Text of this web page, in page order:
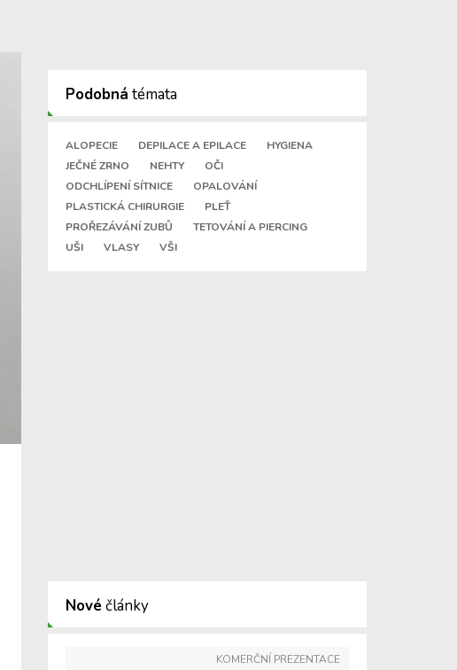
Podobná témata
ALOPECIE DEPILACE A EPILACE
HYGIENA
JEČNÉ ZRNO
NEHTY
OČI
ODCHLÍPENÍ SÍTNICE
OPALOVÁNÍ
PLASTICKÁ CHIRURGIE
PLEŤ
PROŘEZÁVÁNÍ ZUBŮ
TETOVÁNÍ A PIERCING
UŠI
VLASY VŠI
Nové články
KOMERČNÍ PREZENTACE